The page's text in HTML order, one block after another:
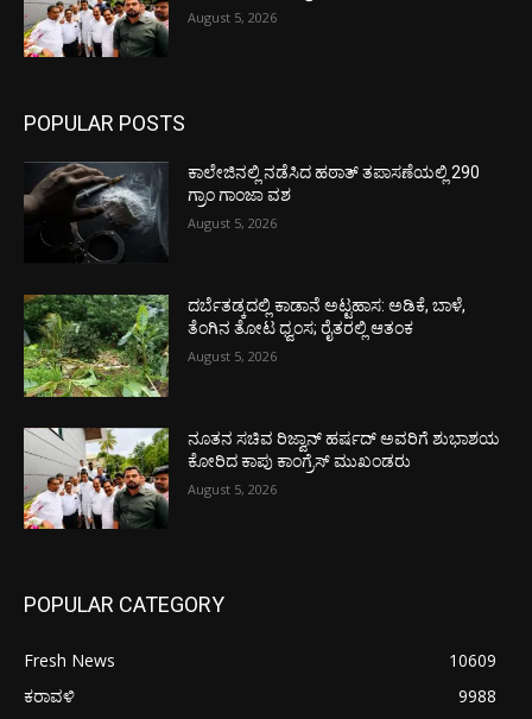
August 5, 2026
POPULAR POSTS
ಕಾಲೇಜಿನಲ್ಲಿ ನಡೆಸಿದ ಹಠಾತ್ ತಪಾಸಣೆಯಲ್ಲಿ 290
ಗ್ರಾಂ ಗಾಂಜಾ ವಶ
August 5, 2026
ದರ್ಬೆತಡ್ಕದಲ್ಲಿ ಕಾಡಾನೆ ಅಟ್ಟಹಾಸ: ಅಡಿಕೆ, ಬಾಳೆ,
ತೆಂಗಿನ ತೋಟ ಧ್ವಂಸ; ರೈತರಲ್ಲಿ ಆತಂಕ
August 5, 2026
ನೂತನ ಸಚಿವ ರಿಜ್ವಾನ್ ಹರ್ಷದ್ ಅವರಿಗೆ ಶುಭಾಶಯ
ಕೋರಿದ ಕಾಪು ಕಾಂಗ್ರೆಸ್ ಮುಖಂಡರು
August 5, 2026
POPULAR CATEGORY
Fresh News
10609
ಕರಾವಳಿ
9988